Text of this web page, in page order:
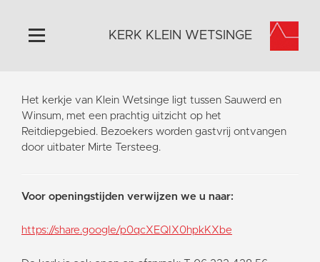
Home
Algemeen
Historie
Contact
Vaktaal
KERK KLEIN WETSINGE
Het kerkje van Klein Wetsinge ligt tussen Sauwerd en
Winsum, met een prachtig uitzicht op het
Reitdiepgebied. Bezoekers worden gastvrij ontvangen
door uitbater Mirte Tersteeg.
Voor openingstijden verwijzen we u naar:
https://share.google/p0qcXEQIX0hpkKXbe